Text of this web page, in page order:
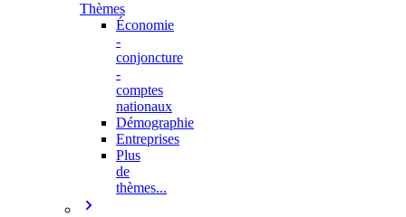
Thèmes
Économie
-
conjoncture
-
comptes
nationaux
Démographie
Entreprises
Plus
de
thèmes...